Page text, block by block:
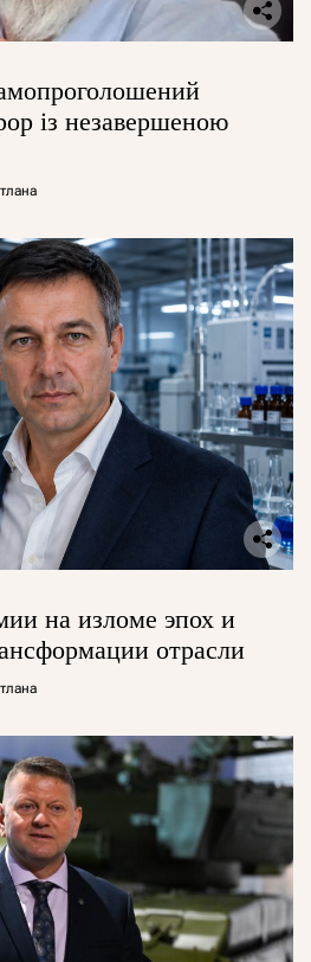
із незавершеною
на изломе эпох и
отрасли